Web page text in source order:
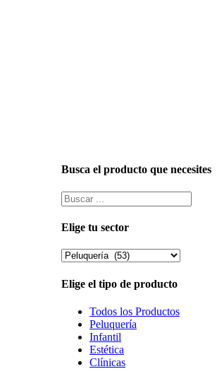
Busca el producto que necesites
Elige tu sector
Elige el tipo de producto
Todos los Productos
Peluquería
Infantil
Estética
Clínicas